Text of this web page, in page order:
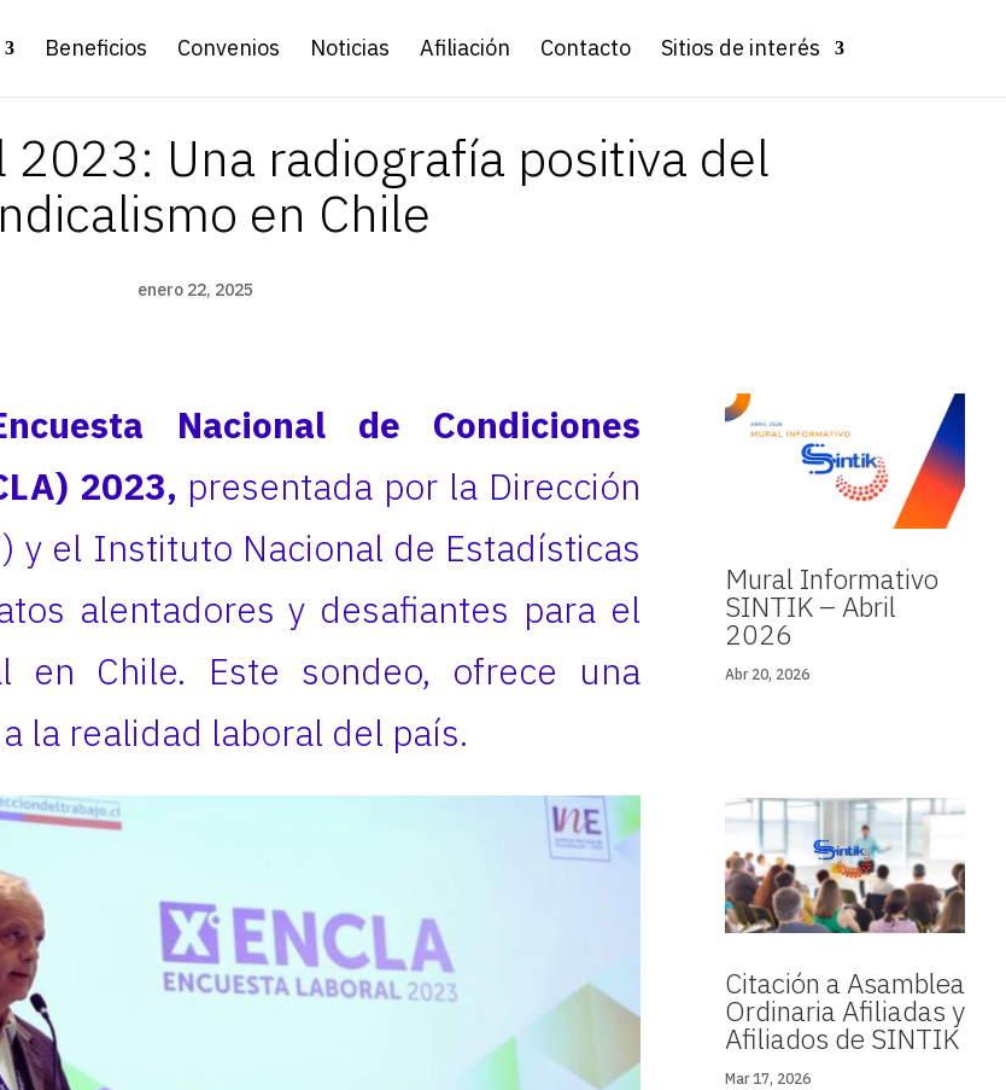
Beneficios Convenios Noticias Afiliación Contacto Sitios de interés
2023: Una radiografía positiva del
en Chile
enero 22, 2025
Nacional de Condiciones
2023, presentada por la Dirección
y el Instituto Nacional de Estadísticas
alentadores y desafiantes para el
en Chile. Este sondeo, ofrece una
la realidad laboral del país.
Mural Informativo
SINTIK – Abril
2026
Abr 20, 2026
Citación a Asamblea
Ordinaria Afiliadas y
Afiliados de SINTIK
Mar 17, 2026